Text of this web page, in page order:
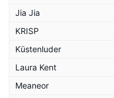
Jia Jia
KRISP
Küstenluder
Laura Kent
Meaneor